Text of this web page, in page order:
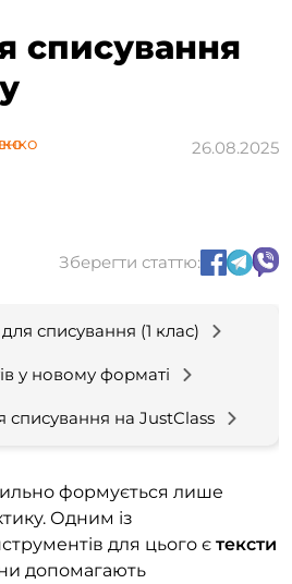
списування
26.08.2025
Зберегти статтю:
списування (1 клас)
у новому форматі
списування на JustClass
формується лише
Одним із
для цього є тексти
допомагають